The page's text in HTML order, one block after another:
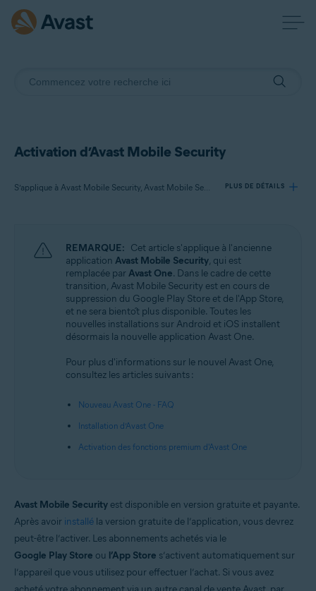
Activation d’Avast Mobile Security
S’applique à Avast Mobile Security, Avast Mobile Security Premium, Avast Mobile Security Ultimate PLUS DE DÉTAILS
Avast Mobile Security
Avast Mobile Security Premium
Avast Mobile Security Ultimate
Systèmes d'exploitation:
Android et iOS
REMARQUE: Cet article s'applique à l'ancienne
application Avast Mobile Security, qui est
remplacée parAvast One. Dans le cadre de cette
transition, Avast Mobile Security est en cours de
suppression du Google Play Store et de l'App Store,
et ne sera bientôt plus disponible. Toutes les
nouvelles installations sur Android et iOS installent
désormais la nouvelle application Avast One.
Pour plus d'informations sur le nouvel Avast One,
consultez les articles suivants :
Nouveau Avast One - FAQ
Installation d’Avast One
Activation des fonctions premium d'Avast One
Avast Mobile Security est disponible en version gratuite et payante.
Après avoir installé la version gratuite de l’application, vous devrez
peut-être l’activer. Les abonnements achetés via le
Google Play Store ou l’App Store s’activent automatiquement sur
l’appareil que vous utilisez pour effectuer l’achat. Si vous avez